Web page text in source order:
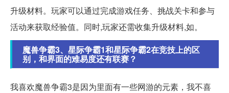
升级材料。玩家可以通过完成游戏任务、挑战关卡和参与
活动来获取经验值。同时,玩家还需收集升级材料,如。
魔兽争霸3、星际争霸1和星际争霸2在竞技上的区
别，和界面的难易度还有联赛？
我喜欢魔兽争霸3是因为里面有一些网游的元素，我不喜